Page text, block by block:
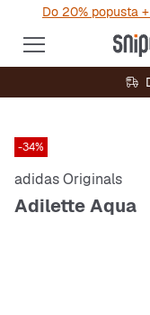
Do 20% popusta
-34%
adidas Originals
Adilette Aqua